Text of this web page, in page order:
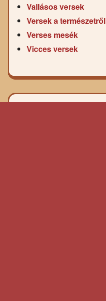
Vallásos versek
Versek a természetről
Verses mesék
Vicces versek